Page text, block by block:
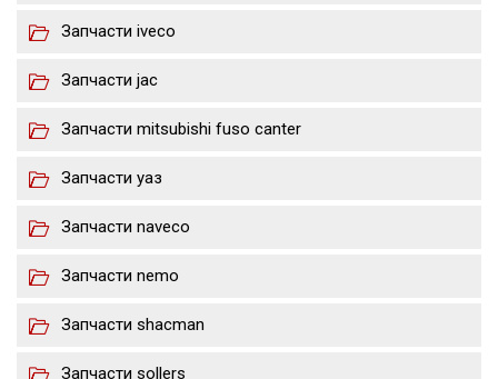
Запчасти iveco
Запчасти jac
Запчасти mitsubishi fuso canter
Запчасти уаз
Запчасти naveco
Запчасти nemo
Запчасти shacman
Запчасти sollers